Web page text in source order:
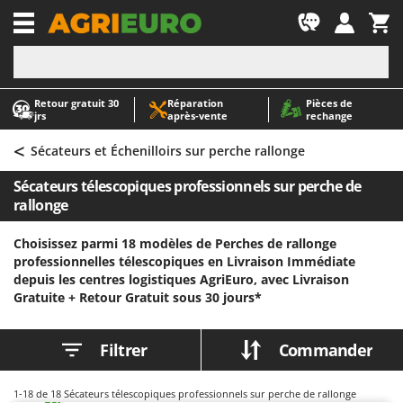
Retour gratuit 30
jrs
Réparation
après‑vente
Pièces de
rechange
-1
A
Abris de jardin
Accessoires pour tracteurs tondeuses autoportés
Aérateurs Scarificateurs pour gazon
Arracheuses de pommes de terre pour tracteur
Aspirateurs à cendres
Aspirateurs à feuilles sur roues
Atomiseurs agricoles pour tracteurs
Atomiseurs pour traitements
A
AgriEuro Premium
AgriEuro TOP-LINE
AGT
Airmec
AL-KO
Alpina
Ama
< Sécateurs et Échenilloirs sur perche rallonge
Sécateurs télescopiques professionnels sur perche de
rallonge
Choisissez parmi 18 modèles de Perches de rallonge
professionnelles télescopiques en Livraison Immédiate
depuis les centres logistiques AgriEuro, avec Livraison
Gratuite + Retour Gratuit sous 30 jours*
Filtrer Commander
1-18 de 18 Sécateurs télescopiques professionnels sur perche de rallonge